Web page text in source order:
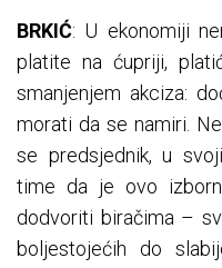
BRKIĆ: U ekonomiji
platite na ćupriji,
smanjenjem akciza:
morati da se namiri.
se predsjednik, u
time da je ovo
dodvoriti biračima –
boljestojećih do